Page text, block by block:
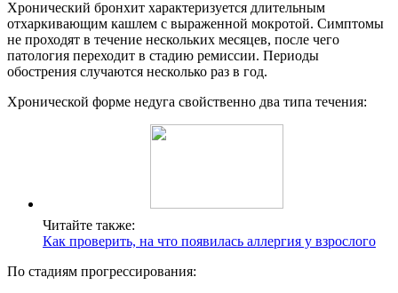
Хронический бронхит характеризуется длительным
отхаркивающим кашлем с выраженной мокротой. Симптомы
не проходят в течение нескольких месяцев, после чего
патология переходит в стадию ремиссии. Периоды
обострения случаются несколько раз в год.
Хронической форме недуга свойственно два типа течения:
Читайте также:
Как проверить, на что появилась аллергия у взрослого
По стадиям прогрессирования: